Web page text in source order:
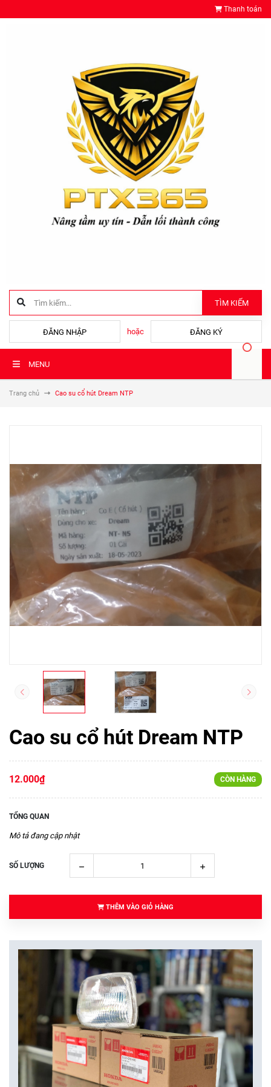
Thanh toán
TÌM KIẾM
ĐĂNG NHẬP hoặc ĐĂNG KÝ
MENU
Trang chủ Cao su cổ hút Dream NTP
Cao su cổ hút Dream NTP
12.000₫ CÒN HÀNG
TỔNG QUAN
Mô tả đang cập nhật
SỐ LƯỢNG
THÊM VÀO GIỎ HÀNG